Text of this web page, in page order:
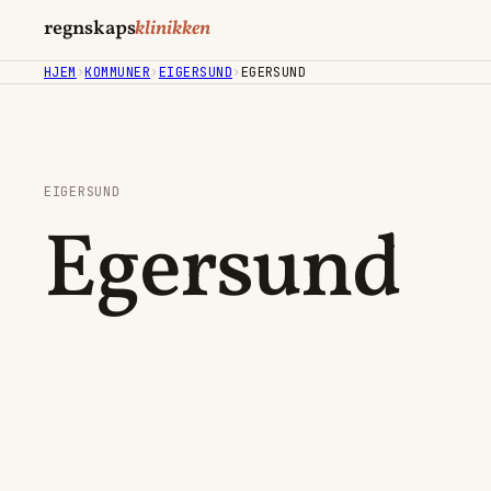
regnskapsklinikken
HJEM ›KOMMUNER›EIGERSUND›EGERSUND
EIGERSUND
Egersund